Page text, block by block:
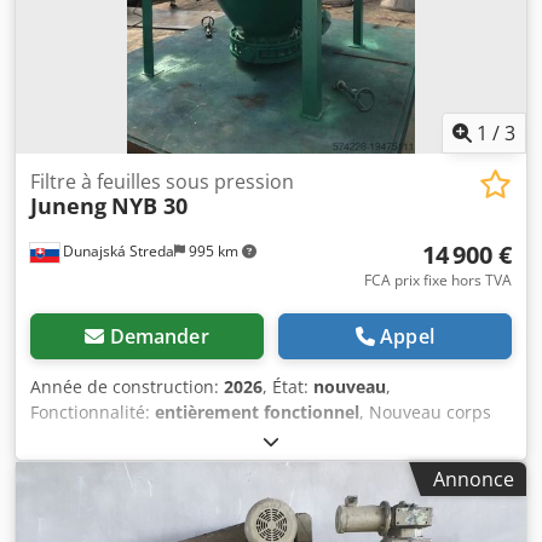
huiles. Dcjdpfx Ahjzfyafersk L’unité est vendue telle qu’elle
apparaît sur les photos. Inspection possible. Chargement
1 /3
Dunajská Streda 995 km
Filtre à feuilles sous pression
Juneng NYB 30
14 900 €
FCA prix fixe hors TVA
Demander Appel
Année de construction: 2026, État: nouveau,
Fonctionnalité: entièrement fonctionnel, Nouveau corps
de filtre Modèle : NYB‑30 Surface de filtration : 30 m²
Volume de la couche de filtration : ~600 L Capacité : 6–8 t/h
(huile brute) Pression de fonctionnement : 0,1–0,4 MPa
(max. 0,5 MPa) Température de la coque : ≤ 150 °C Volume
Annonce